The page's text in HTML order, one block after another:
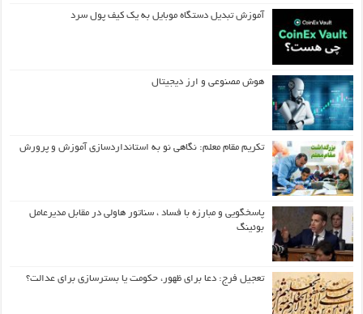
آموزش تبدیل دستگاه موبایل به یک کیف‌ پول سرد
هوش مصنوعی و ارز دیجیتال
تکریم مقام معلم: نگاهی نو به استانداردسازی آموزش و پرورش
پاسخگویی و مبارزه با فساد ، سناتور هاولی در مقابل مدیرعامل
بوئینگ
تعجیل فرج: دعا برای ظهور، حکومت یا بسترسازی برای عدالت؟